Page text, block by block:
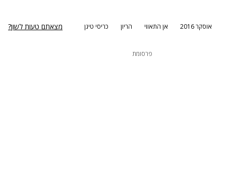
אוסקר 2016 אן התאווי הריון כריסי טיגן מצאתם טעות לשון?
פרסומת